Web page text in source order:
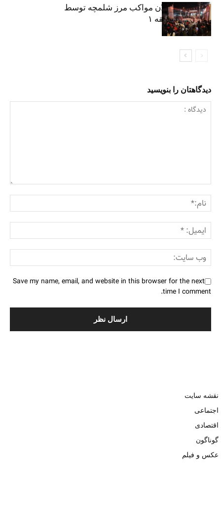
نکوداشت فعالان مواکب مرز شلمچه توسط
شهرداری منطقه ۱
دیدگاهتان را بنویسید
Save my name, email, and website in this browser for the next
time I comment.
نقشه سایت
اجتماعی
اقتصادی
گوناگون
عکس و فیلم